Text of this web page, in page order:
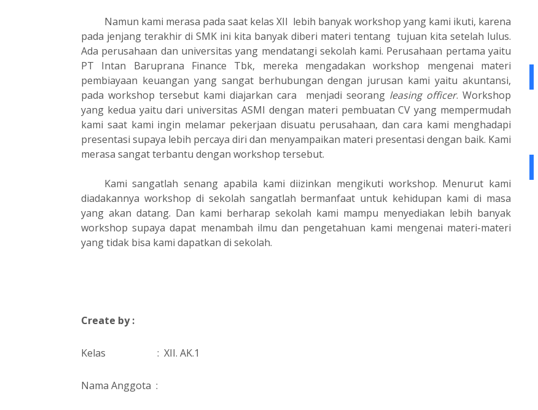
Namun kami merasa pada saat kelas XII lebih banyak workshop yang kami ikuti, karena
pada jenjang terakhir di SMK ini kita banyak diberi materi tentang tujuan kita setelah lulus.
Ada perusahaan dan universitas yang mendatangi sekolah kami. Perusahaan pertama yaitu
PT Intan Baruprana Finance Tbk, mereka mengadakan workshop mengenai materi
pembiayaan keuangan yang sangat berhubungan dengan jurusan kami yaitu akuntansi,
pada workshop tersebut kami diajarkan cara menjadi seorang leasing officer. Workshop
yang kedua yaitu dari universitas ASMI dengan materi pembuatan CV yang mempermudah
kami saat kami ingin melamar pekerjaan disuatu perusahaan, dan cara kami menghadapi
presentasi supaya lebih percaya diri dan menyampaikan materi presentasi dengan baik. Kami
merasa sangat terbantu dengan workshop tersebut.
Kami sangatlah senang apabila kami diizinkan mengikuti workshop. Menurut kami
diadakannya workshop di sekolah sangatlah bermanfaat untuk kehidupan kami di masa
yang akan datang. Dan kami berharap sekolah kami mampu menyediakan lebih banyak
workshop supaya dapat menambah ilmu dan pengetahuan kami mengenai materi-materi
yang tidak bisa kami dapatkan di sekolah.
Create by :
Kelas : XII. AK.1
Nama Anggota :